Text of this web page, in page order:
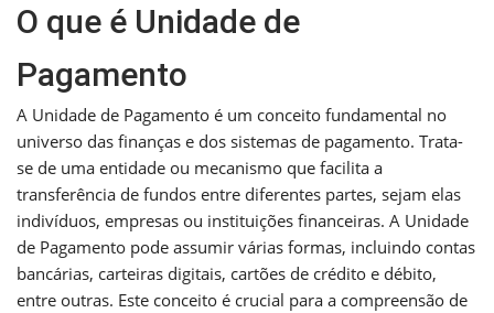
O que é Unidade de
Pagamento
A Unidade de Pagamento é um conceito fundamental no
universo das finanças e dos sistemas de pagamento. Trata-
se de uma entidade ou mecanismo que facilita a
transferência de fundos entre diferentes partes, sejam elas
indivíduos, empresas ou instituições financeiras. A Unidade
de Pagamento pode assumir várias formas, incluindo contas
bancárias, carteiras digitais, cartões de crédito e débito,
entre outras. Este conceito é crucial para a compreensão de